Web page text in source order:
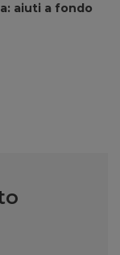
aiuti a fondo